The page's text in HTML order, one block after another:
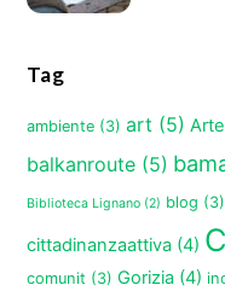
Tag
ambiente (3) art (5)
balkanroute (5)
Biblioteca Lignano (2) blog (3)
cittadinanzaattiva (4)
comunit (3) Gorizia (4)